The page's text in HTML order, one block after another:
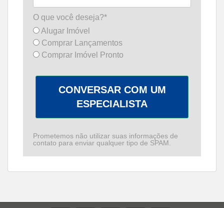
O que você deseja?*
Alugar Imóvel
Comprar Lançamentos
Comprar Imóvel Pronto
CONVERSAR COM UM
ESPECIALISTA
Prometemos não utilizar suas informações de
contato para enviar qualquer tipo de SPAM.